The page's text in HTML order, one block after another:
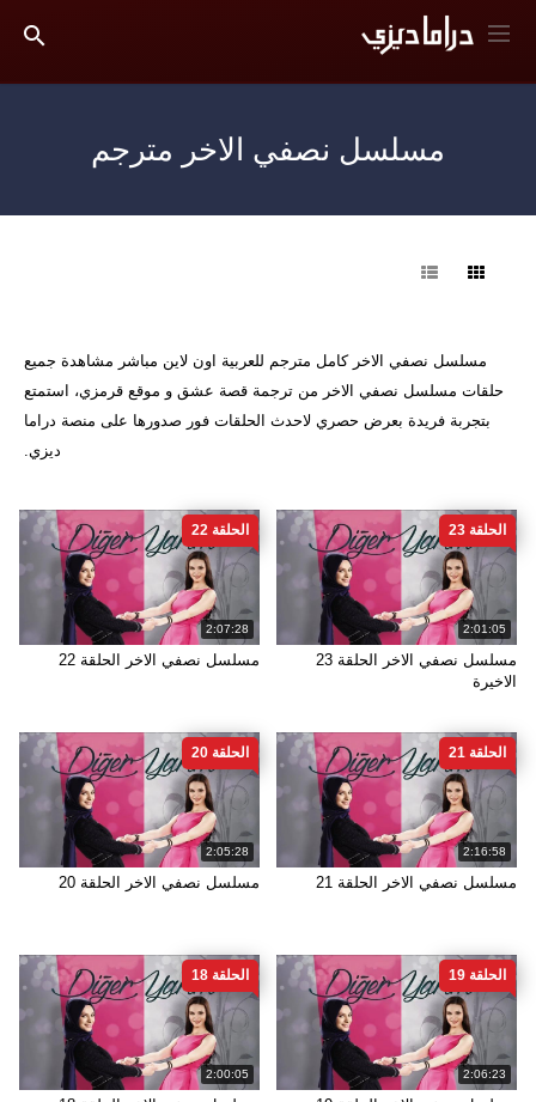
مسلسل نصفي الاخر مترجم
مسلسل نصفي الاخر كامل مترجم للعربية اون لاين مباشر مشاهدة جميع
حلقات مسلسل نصفي الاخر من ترجمة قصة عشق و موقع قرمزي، استمتع
بتجربة فريدة بعرض حصري لاحدث الحلقات فور صدورها على منصة دراما
ديزي.
2:01:05
الحلقة 23
مسلسل نصفي الاخر الحلقة 23
الاخيرة
2:07:28
الحلقة 22
مسلسل نصفي الاخر الحلقة 22
2:16:58
الحلقة 21
مسلسل نصفي الاخر الحلقة 21
2:05:28
الحلقة 20
مسلسل نصفي الاخر الحلقة 20
2:06:23
الحلقة 19
2:00:05
الحلقة 18